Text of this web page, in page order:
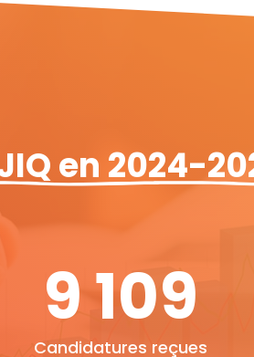
en 2024-
9 125
Candidatures reçues